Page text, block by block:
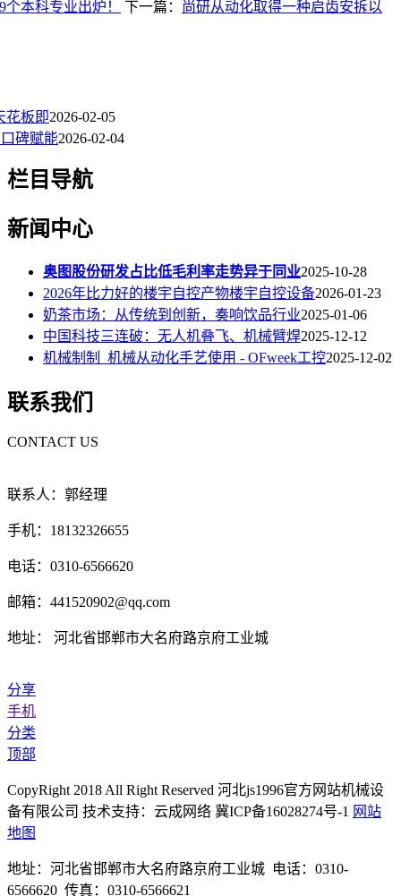
本科专业出炉！ 下一篇： 尚研从动化取得一种启齿安拆以
花板即2026-02-05
碑赋能2026-02-04
栏目导航
新闻中心
奥图股份研发占比低毛利率走势异于同业2025-10-28
2026年比力好的楼宇自控产物楼宇自控设备2026-01-23
奶茶市场：从传统到创新，奏响饮品行业2025-01-06
中国科技三连破：无人机叠飞、机械臂焊2025-12-12
机械制制_机械从动化手艺使用 - OFweek工控2025-12-02
联系我们
CONTACT US
联系人：郭经理
手机：18132326655
电话：0310-6566620
邮箱：441520902@qq.com
地址： 河北省邯郸市大名府路京府工业城
分享
手机
分类
顶部
CopyRight 2018 All Right Reserved 河北js1996官方网站机械设
备有限公司 技术支持：云成网络 冀ICP备16028274号-1 网站
地图
地址：河北省邯郸市大名府路京府工业城 电话：0310-
6566620 传真：0310-6566621